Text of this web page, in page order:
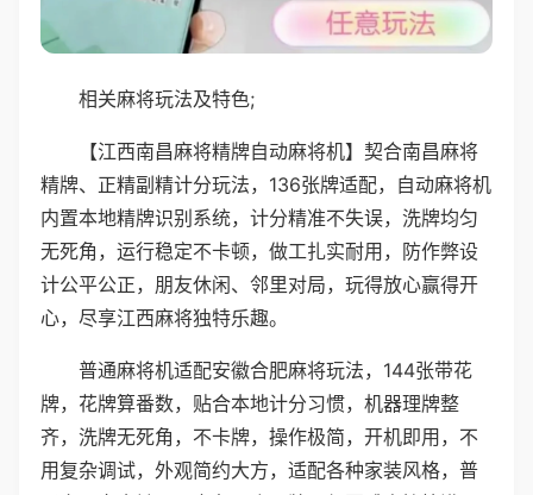
相关麻将玩法及特色;
【江西南昌麻将精牌自动麻将机】契合南昌麻将
精牌、正精副精计分玩法，136张牌适配，自动麻将机
内置本地精牌识别系统，计分精准不失误，洗牌均匀
无死角，运行稳定不卡顿，做工扎实耐用，防作弊设
计公平公正，朋友休闲、邻里对局，玩得放心赢得开
心，尽享江西麻将独特乐趣。
普通麻将机适配安徽合肥麻将玩法，144张带花
牌，花牌算番数，贴合本地计分习惯，机器理牌整
齐，洗牌无死角，不卡牌，操作极简，开机即用，不
用复杂调试，外观简约大方，适配各种家装风格，普